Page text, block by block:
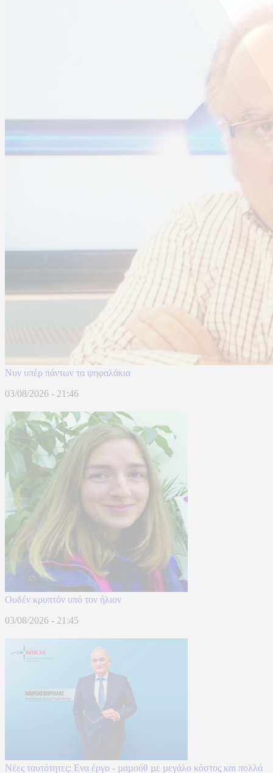
Νυν υπέρ πάντων τα ψηφαλάκια
03/08/2026 - 21:46
Ουδέν κρυπτόν υπό τον ήλιον
03/08/2026 - 21:45
Νέες ταυτότητες: Ενα έργο - µαµούθ µε µεγάλο κόστος και πολλά